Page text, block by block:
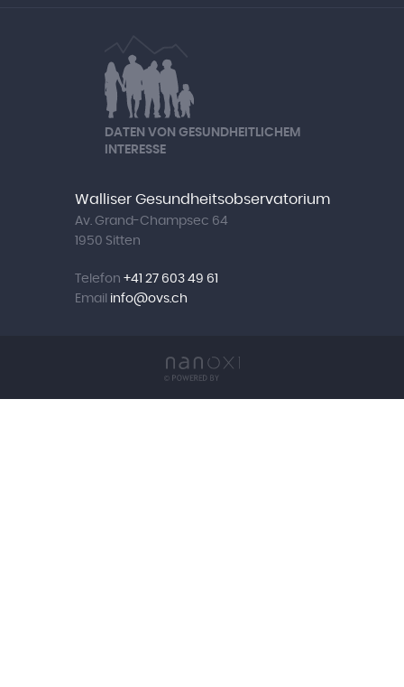
DATEN VON GESUNDHEITLICHEM
INTERESSE
Walliser Gesundheitsobservatorium
Av. Grand-Champsec 64
1950 Sitten
Telefon +41 27 603 49 61
Email info@ovs.ch